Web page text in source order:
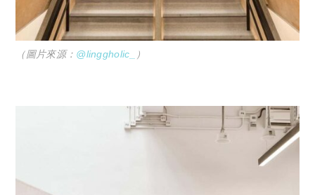
（圖片來源： @linggholic_ ）